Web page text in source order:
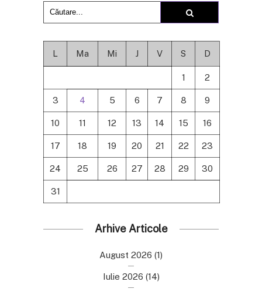
L Ma Mi J V S D
1 2
3 4 5 6 7 8 9
10 11 12 13 14 15 16
17 18 19 20 21 22 23
24 25 26 27 28 29 30
31
Arhive Articole
August 2026 (1)
Iulie 2026 (14)